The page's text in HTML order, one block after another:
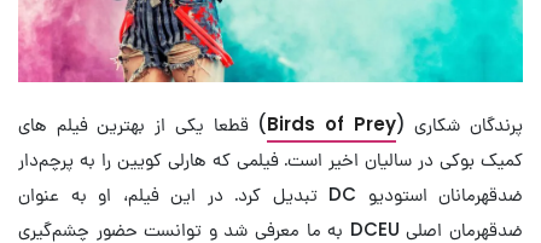
پرندگان شکاری (Birds of Prey) قطعا یکی از بهترین فیلم های
کمیک بوکی در سالیان اخیر است. فیلمی که هارلی کویین را به پرچم‌دار
ضدقهرمانان استودیو DC تبدیل کرد. در این فیلم، او به عنوان
ضدقهرمان اصلی DCEU به ما معرفی شد و توانست حضور چشم‌گیری